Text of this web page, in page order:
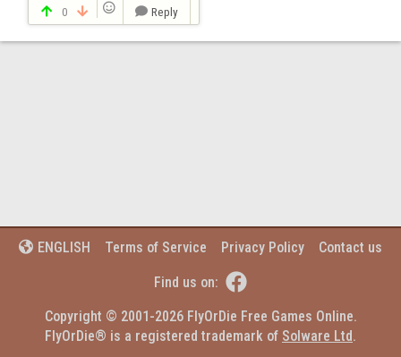
 0    Reply
 ENGLISH Terms of Service Privacy Policy Contact us
Find us on: 
Copyright © 2001-2026 FlyOrDie Free Games Online.
FlyOrDie® is a registered trademark of Solware Ltd.